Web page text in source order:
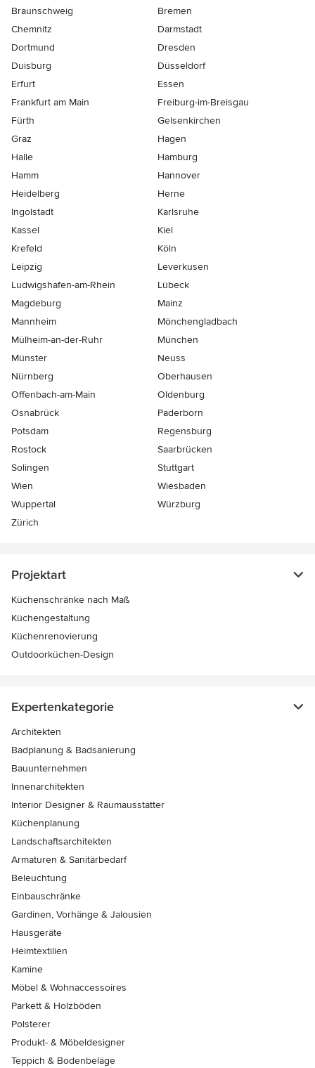
Braunschweig
Bremen
Chemnitz
Darmstadt
Dortmund
Dresden
Duisburg
Düsseldorf
Erfurt
Essen
Frankfurt am Main
Freiburg-im-Breisgau
Fürth
Gelsenkirchen
Graz
Hagen
Halle
Hamburg
Hamm
Hannover
Heidelberg
Herne
Ingolstadt
Karlsruhe
Kassel
Kiel
Krefeld
Köln
Leipzig
Leverkusen
Ludwigshafen-am-Rhein
Lübeck
Magdeburg
Mainz
Mannheim
Mönchen­gladbach
Mülheim-an-der-Ruhr
München
Münster
Neuss
Nürnberg
Oberhausen
Offenbach-am-Main
Oldenburg
Osnabrück
Paderborn
Potsdam
Regensburg
Rostock
Saarbrücken
Solingen
Stuttgart
Wien
Wiesbaden
Wuppertal
Würzburg
Zürich
Projektart
Küchenschränke nach Maß
Küchengestaltung
Küchenrenovierung
Outdoorküchen-Design
Expertenkategorie
Architekten
Badplanung & Badsanierung
Bauunternehmen
Innenarchitekten
Interior Designer & Raumausstatter
Küchenplanung
Landschaftsarchitekten
Armaturen & Sanitärbedarf
Beleuchtung
Einbauschränke
Gardinen, Vorhänge & Jalousien
Hausgeräte
Heimtextilien
Kamine
Möbel & Wohnaccessoires
Parkett & Holzböden
Polsterer
Produkt- & Möbeldesigner
Teppich & Bodenbeläge